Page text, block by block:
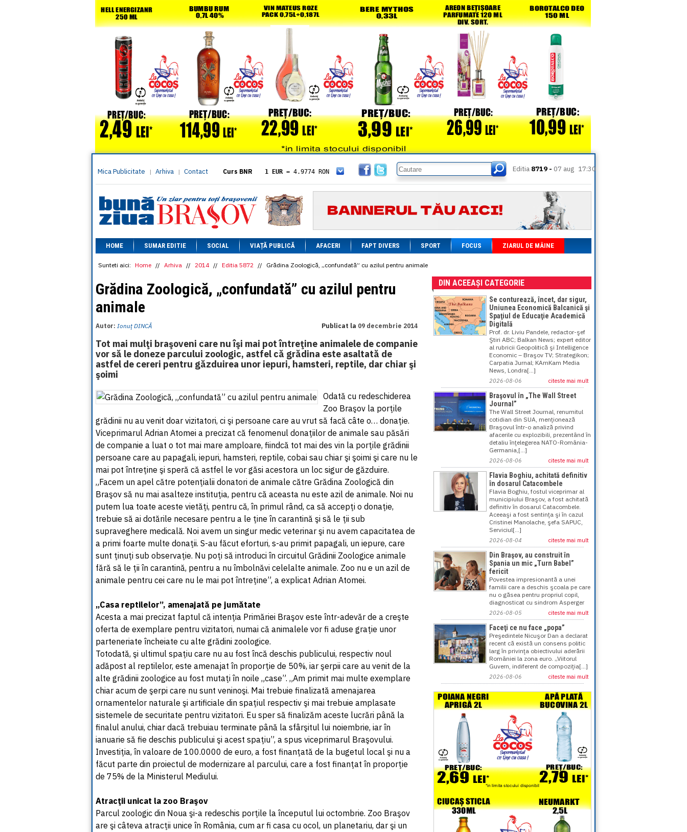
Mica Publicitate | Arhiva | Contact Curs BNR 1 EUR = 4.9774 RON
= 5.8304 RON
1 XAU= 464.4611 RON
1 AED= 1.1933 RON
1 AUD= 2.7957 RON
1 BGN= 2.5449 RON
1 CAD= 3.1559 RON
1 CHF= 5.2813 RON
1 CNY= 0.6015 RON
1 DKK
= 0.6668 RON
1 EGP = 0.0860 RON
= 0.3047 RON
1 MXN= 0.2227 RON
1 NOK= 0.4191 RON
1 NZD = 2.6097 RON
1 RUB= 0.0530 RON
1 SEK= 0.4526 RON
= 0.1141 RON
1 UAH= 0.1048 RON
= 5.9383 RON
= 0.2318 RON
Editia 8719 - 07 aug 17:30
HOME SUMAR EDITIE SOCIAL VIAȚĂ PUBLICĂ AFACERI FAPT DIVERS SPORT FOCUS ZIARUL DE MÂINE
Sunteti aici: Home // Arhiva // 2014 // Editia 5872 // Grădina Zoologică, „confundată” cu azilul pentru animale
Grădina Zoologică, „confundată” cu azilul pentru
animale
Autor: Ionuţ DINCĂ Publicat la 09 decembrie 2014
Tot mai mulţi braşoveni care nu îşi mai pot întreţine animalele de companie
vor să le doneze parcului zoologic, astfel că grădina este asaltată de
astfel de cereri pentru găzduirea unor iepuri, hamsteri, reptile, dar chiar şi
şoimi
Odată cu redeschiderea
Zoo Braşov la porţile
grădinii nu au venit doar vizitatori, ci şi persoane care au vrut să facă câte o… donaţie.
Viceprimarul Adrian Atomei a precizat că fenomenul donaţiilor de animale sau păsări
de companie a luat o tot mai mare amploare, fiindcă tot mai des vin la porţile grădinii
persoane care au papagali, iepuri, hamsteri, reptile, cobai sau chiar şi şoimi şi care nu le
mai pot întreţine şi speră că astfel le vor găsi acestora un loc sigur de găzduire.
„Facem un apel către potenţialii donatori de animale către Grădina Zoologică din
Braşov să nu mai asalteze instituţia, pentru că aceasta nu este azil de animale. Noi nu
putem lua toate aceste vietăţi, pentru că, în primul rând, ca să accepţi o donaţie,
trebuie să ai dotările necesare pentru a le ţine în carantină şi să le ţii sub
supraveghere medicală. Noi avem un singur medic veterinar şi nu avem capacitatea de
a primi foarte multe donaţii. S-au făcut eforturi, s-au primit papagali, un iepure, care
sunt ţinuţi sub observaţie. Nu poţi să introduci în circuitul Grădinii Zoologice animale
fără să le ţii în carantină, pentru a nu îmbolnăvi celelalte animale. Zoo nu e un azil de
animale pentru cei care nu le mai pot întreţine”, a explicat Adrian Atomei.
„Casa reptilelor”, amenajată pe jumătate
Acesta a mai precizat faptul că intenţia Primăriei Braşov este într-adevăr de a creşte
oferta de exemplare pentru vizitatori, numai că animalele vor fi aduse graţie unor
parteneriate încheiate cu alte grădini zoologice.
Totodată, şi ultimul spaţiu care nu au fost încă deschis publicului, respectiv noul
adăpost al reptilelor, este amenajat în proporţie de 50%, iar şerpii care au venit de la
alte grădinii zoologice au fost mutaţi în noile „case”. „Am primit mai multe exemplare
chiar acum de şerpi care nu sunt veninoşi. Mai trebuie finalizată amenajarea
ornamentelor naturale şi artificiale din spaţiul respectiv şi mai trebuie amplasate
sistemele de securitate pentru vizitatori. Eu sper să finalizăm aceste lucrări până la
finalul anului, chiar dacă trebuiau terminate până la sfârşitul lui noiembrie, iar în
ianuarie să fie deschis publicului şi acest spaţiu”, a spus viceprimarul Braşovului.
Investiţia, în valoare de 100.0000 de euro, a fost finanţată de la bugetul local şi nu a
făcut parte din proiectul de modernizare al parcului, care a fost finanţat în proporţie
de 75% de la Ministerul Mediului.
Atracţii unicat la zoo Braşov
Parcul zoologic din Noua şi-a redeschis porţile la începutul lui octombrie. Zoo Braşov
are şi câteva atracţii unice în România, cum ar fi casa cu ocol, un planetariu, dar şi un
DIN ACEEAȘI CATEGORIE
Se conturează, încet, dar sigur,
Uniunea Economică Balcanică şi
Spaţiul de Educaţie Academică
Digitală
Prof. dr. Liviu Pandele, redactor-şef
Ştiri ABC; Balkan News; expert editor
al rubricii Geopolitică şi Intelligence
Economic – Braşov TV; Strategikon;
Carpatia Jurnal; KAmKam Media
News, Londra[...]
2026-08-06 citeste mai mult
Braşovul în „The Wall Street
Journal”
The Wall Street Journal, renumitul
cotidian din SUA, menţionează
Braşovul într-o analiză privind
afacerile cu explozibili, prezentând în
detaliu înţelegerea NATO-România-
Germania,[...]
2026-08-06 citeste mai mult
Flavia Boghiu, achitată definitiv
în dosarul Catacombele
Flavia Boghiu, fostul viceprimar al
municipiului Braşov, a fost achitată
definitiv în dosarul Catacombele.
Aceeaşi a fost sentinţa şi în cazul
Cristinei Manolache, şefa SAPUC,
Serviciul[...]
2026-08-04 citeste mai mult
Din Braşov, au construit în
Spania un mic „Turn Babel”
fericit
Povestea impresionantă a unei
familii care a deschis şcoala pe care
nu o găsea pentru propriul copil,
diagnosticat cu sindrom Asperger
2026-08-05 citeste mai mult
Faceţi ce nu face „popa”
Preşedintele Nicuşor Dan a declarat
recent că există un consens politic
larg în privinţa obiectivului aderării
României la zona euro. „Viitorul
Guvern, indiferent de compoziţia[...]
2026-08-06 citeste mai mult